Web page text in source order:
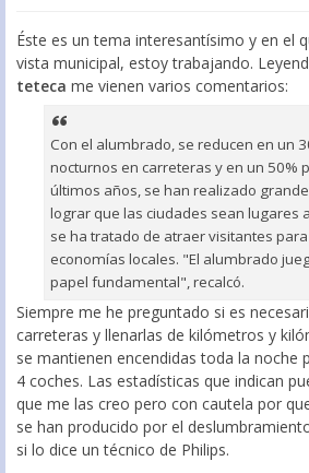
Éste es un tema interesantísimo y en el
vista municipal, estoy trabajando.
teteca me vienen varios comentarios:
Con el alumbrado, se reducen en un
nocturnos en carreteras y en un 50%
últimos años, se han realizado
lograr que las ciudades sean lugares
se ha tratado de atraer visitantes
economías locales. "El alumbrado
papel fundamental", recalcó.
Siempre me he preguntado si es
carreteras y llenarlas de kilómetros y
se mantienen encendidas toda la noche
4 coches. Las estadísticas que indican
que me las creo pero con cautela por
se han producido por el
si lo dice un técnico de Philips.